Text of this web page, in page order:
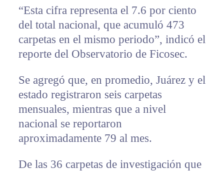
“Esta cifra representa el 7.6 por ciento
del total nacional, que acumuló 473
carpetas en el mismo periodo”, indicó el
reporte del Observatorio de Ficosec.
Se agregó que, en promedio, Juárez y el
estado registraron seis carpetas
mensuales, mientras que a nivel
nacional se reportaron
aproximadamente 79 al mes.
De las 36 carpetas de investigación que